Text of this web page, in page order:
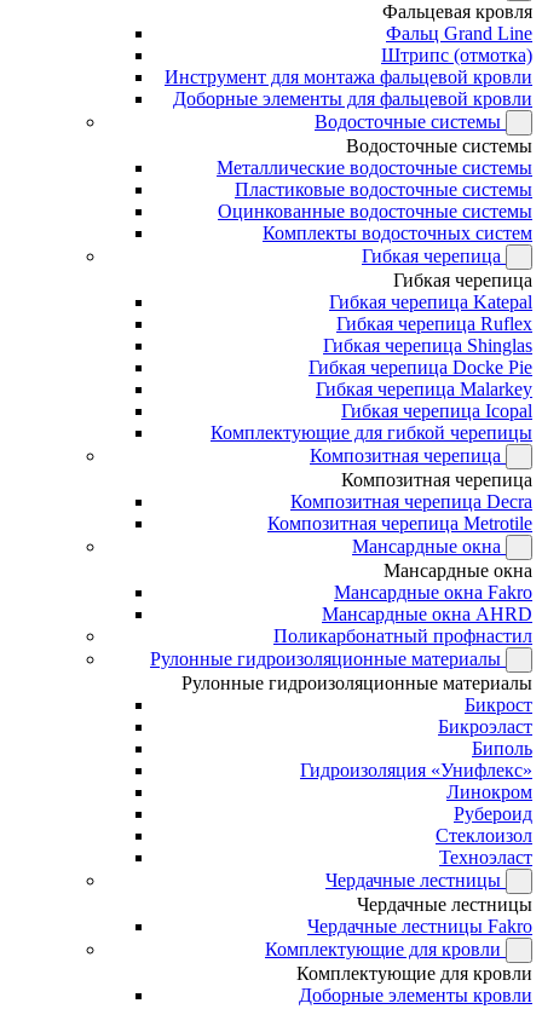
Фальцевая кровля
Фальц Grand Line
Штрипс (отмотка)
Инструмент для монтажа фальцевой кровли
Доборные элементы для фальцевой кровли
Водосточные системы
Водосточные системы
Металлические водосточные системы
Пластиковые водосточные системы
Оцинкованные водосточные системы
Комплекты водосточных систем
Гибкая черепица
Гибкая черепица
Гибкая черепица Katepal
Гибкая черепица Ruflex
Гибкая черепица Shinglas
Гибкая черепица Docke Pie
Гибкая черепица Malarkey
Гибкая черепица Icopal
Комплектующие для гибкой черепицы
Композитная черепица
Композитная черепица
Композитная черепица Decra
Композитная черепица Metrotile
Мансардные окна
Мансардные окна
Мансардные окна Fakro
Мансардные окна AHRD
Поликарбонатный профнастил
Рулонные гидроизоляционные материалы
Рулонные гидроизоляционные материалы
Бикрост
Бикроэласт
Биполь
Гидроизоляция «Унифлекс»
Линокром
Рубероид
Стеклоизол
Техноэласт
Чердачные лестницы
Чердачные лестницы
Чердачные лестницы Fakro
Комплектующие для кровли
Комплектующие для кровли
Доборные элементы кровли